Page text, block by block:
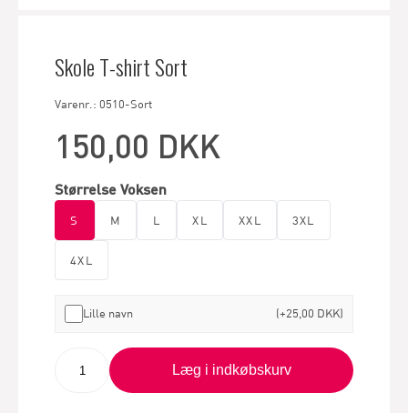
Skole T-shirt Sort
Varenr.: 0510-Sort
150,00 DKK
Størrelse Voksen
S M L XL XXL 3XL
4XL
Lille navn (+25,00 DKK)
Læg i indkøbskurv